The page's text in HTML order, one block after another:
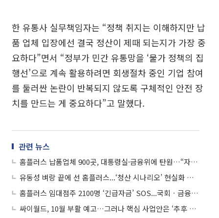
한 유통사 실무책임자는 “정책 취지는 이해하지만 납
품 업체 입장에선 결국 정산이 제때 되는지가 가장 중
요하다”면서 “정부가 민간 유통망을 ‘물가 정책의 집
행선’으로 계속 활용하려면 회생절차 중인 기업 참여
를 둘러싼 논란이 반복되지 않도록 구체적인 안전 장
치를 만드는 게 중요하다”고 말했다.
관련 뉴스
홈플러스 납품업체 900곳, 대통령실·금융위에 탄원…“자금 지원 시급”
유동성 벼랑 끝에 선 홈플러스...‘청산 시나리오’ 현실화 되나
홈플러스 임대점주 2100명 ‘긴급자금’ SOS...국회ㆍ금융위에 탄원서 제출
싸이월드, 10월 부활 예고…그러나 핵심 사업안은 ‘추후 공개’